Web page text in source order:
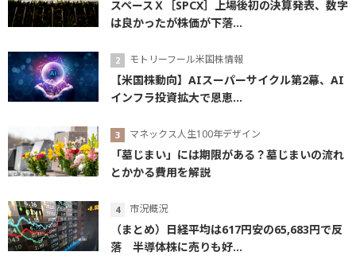
スペースＸ［SPCX］上場後初の決算発表、数字
は良かったが株価が下落...
モトリーフール米国株情報
【米国株動向】AIスーパーサイクル第2幕、AI
インフラ投資拡大で恩恵...
マネックス人生100年デザイン
「墓じまい」には期限がある？墓じまいの流れ
とかかる費用を解説
市況概況
（まとめ）日経平均は617円安の65,683円で反
落 半導体株に売りも好...